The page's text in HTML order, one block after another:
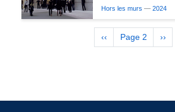
Hors les murs — 2024
Pagination
Previous
page
‹‹ Page 2
Next
page
››